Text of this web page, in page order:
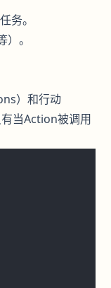
务。
。
）和行动
当Action被调用